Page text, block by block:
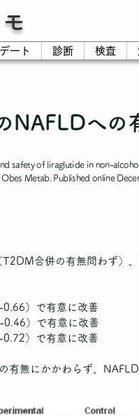
ート 診断 検査
NAFLDへの
safety of liraglutide in non-
Obes Metab. Published online
合併の有無問わず）
）で有意に改善
）で有意に改善
）で有意に改善
有無にかかわらず、